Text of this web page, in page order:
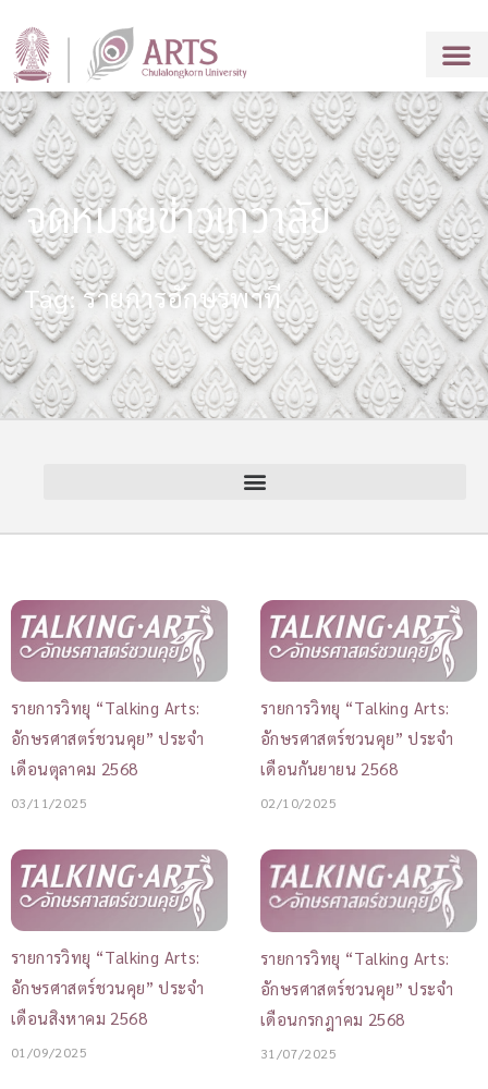
จดหมายข่าวเทวาลัย
Tag: รายการอักษรพาที
รายการวิทยุ “Talking Arts:
อักษรศาสตร์ชวนคุย” ประจำ
เดือนตุลาคม 2568
03/11/2025
รายการวิทยุ “Talking Arts:
อักษรศาสตร์ชวนคุย” ประจำ
เดือนกันยายน 2568
02/10/2025
รายการวิทยุ “Talking Arts:
อักษรศาสตร์ชวนคุย” ประจำ
เดือนสิงหาคม 2568
01/09/2025
รายการวิทยุ “Talking Arts:
อักษรศาสตร์ชวนคุย” ประจำ
เดือนกรกฎาคม 2568
31/07/2025